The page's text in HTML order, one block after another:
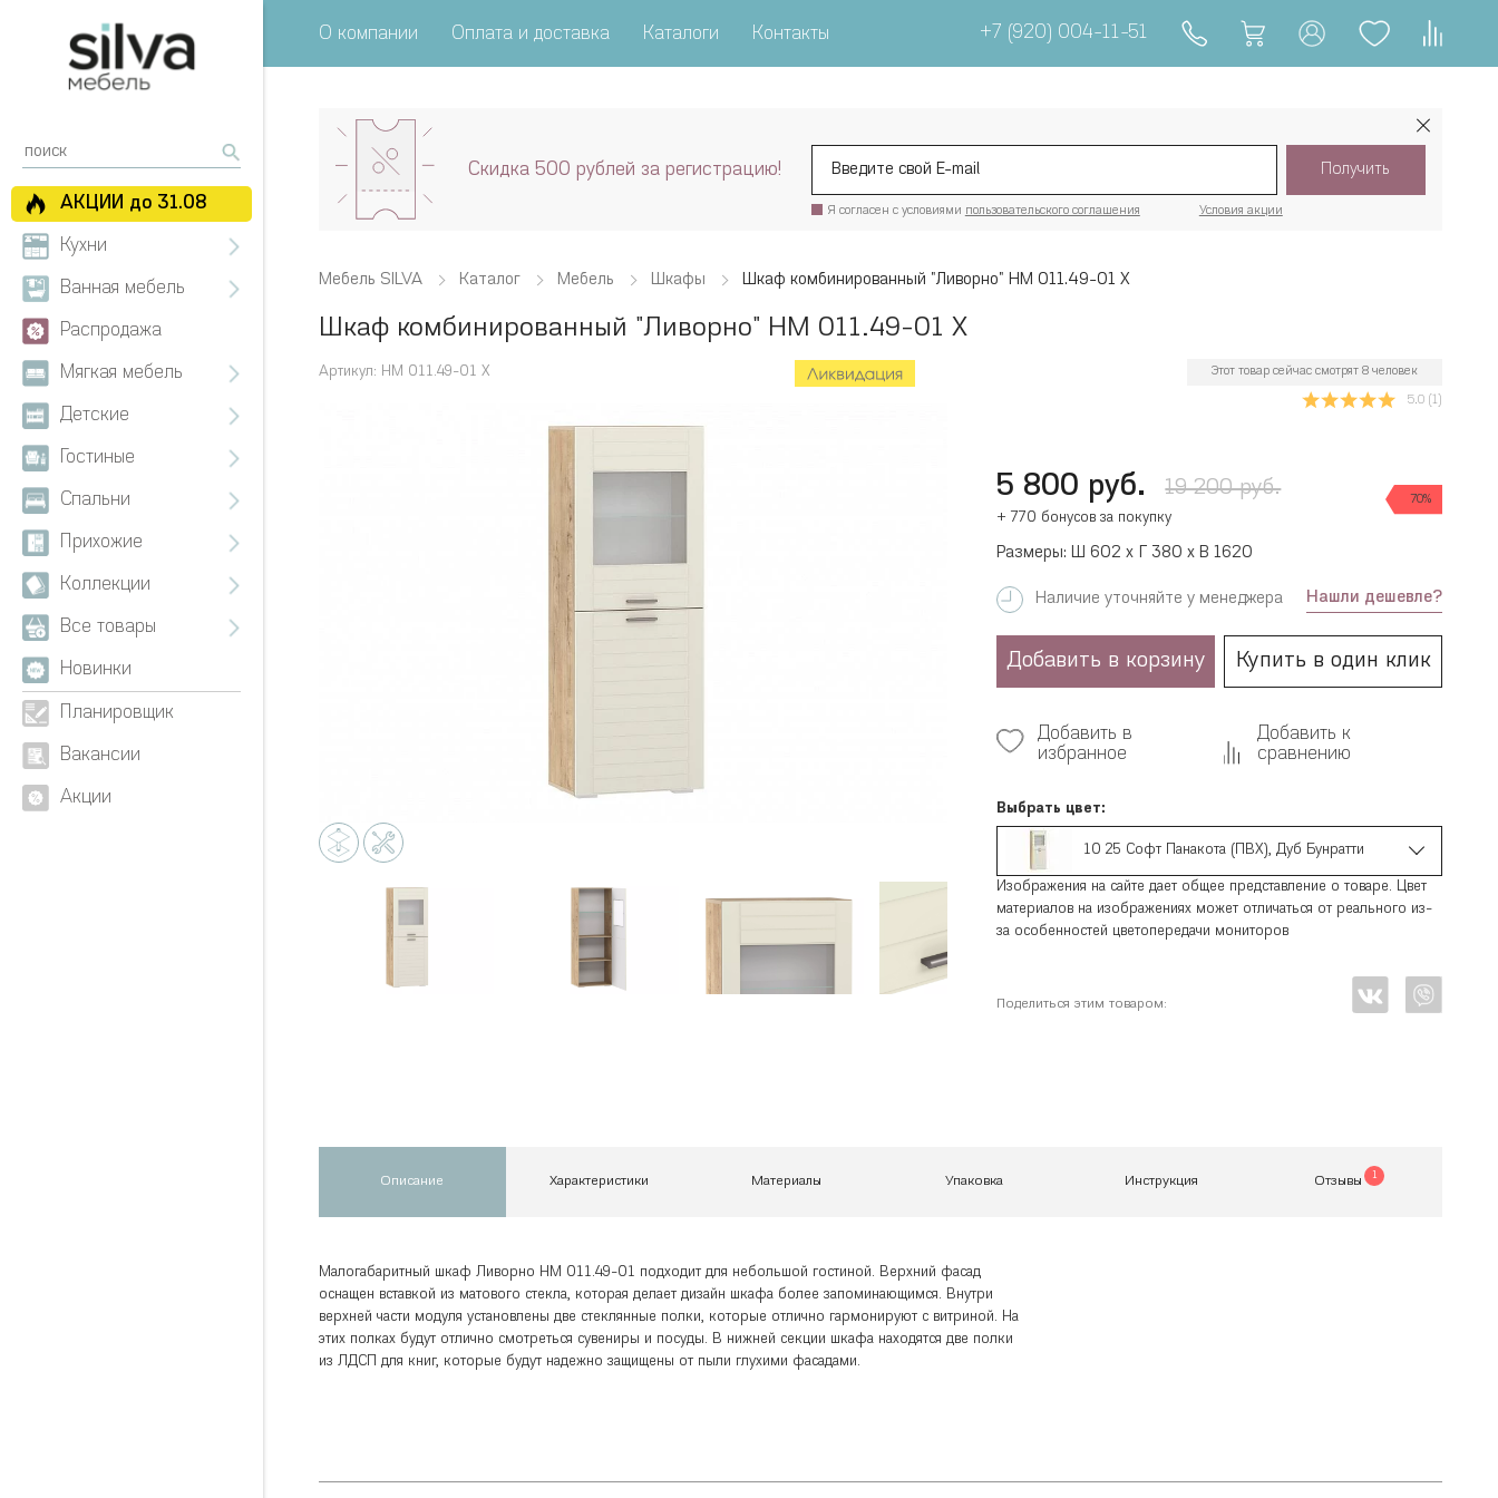
О компании Оплата и доставка Каталоги Контакты +7 (920) 004-11-51
АКЦИИ до 31.08
Кухни
Ванная мебель
Распродажа
Мягкая мебель
Детские
Гостиные
Спальни
Прихожие
Коллекции
Все товары
Новинки
Планировщик
Вакансии
Акции
Скидка 500 рублей за регистрацию! Получить
Я согласен с условиями пользовательского соглашения Условия акции
Мебель SILVA Каталог Мебель Шкафы Шкаф комбинированный "Ливорно" НМ 011.49-01 Х
Шкаф комбинированный "Ливорно" НМ 011.49-01 Х
Артикул: НМ 011.49-01 Х
5.0 (1)
Этот товар сейчас смотрят 8 человек
5 800 руб. 19 200 руб.
70%
+ 770 бонусов за покупку
Размеры: Ш 602 x Г 380 x В 1620
Наличие уточняйте у менеджера Нашли дешевле?
Добавить в корзину Купить в один клик
Добавить в
избранное
Добавить к
сравнению
Выбрать цвет:
10 25 Софт Панакота (ПВХ), Дуб Бунратти
Изображения на сайте дает общее представление о товаре. Цвет
материалов на изображениях может отличаться от реального из-
за особенностей цветопередачи мониторов
Поделиться этим товаром:
Описание Характеристики Материалы Упаковка Инструкция Отзывы
Малогабаритный шкаф Ливорно НМ 011.49-01 подходит для небольшой гостиной. Верхний фасад
оснащен вставкой из матового стекла, которая делает дизайн шкафа более запоминающимся. Внутри
верхней части модуля установлены две стеклянные полки, которые отлично гармонируют с витриной. На
этих полках будут отлично смотреться сувениры и посуды. В нижней секции шкафа находятся две полки
из ЛДСП для книг, которые будут надежно защищены от пыли глухими фасадами.